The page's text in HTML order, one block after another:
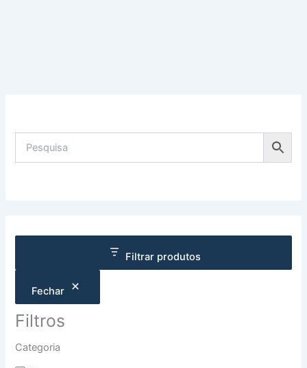
Filtrar produtos
Fechar
Filtros
Categoria